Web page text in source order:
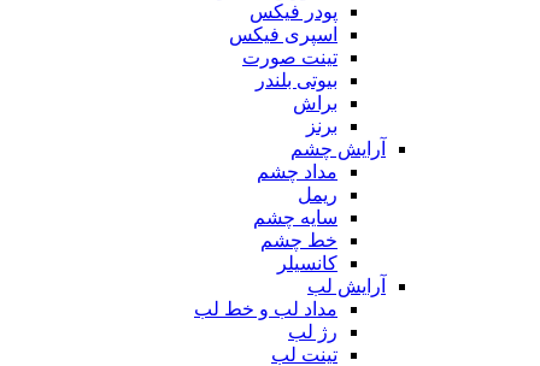
پودر فیکس
اسپری فیکس
تینت صورت
بیوتی بلندر
براش
برنز
آرایش چشم
مداد چشم
ریمل
سایه چشم
خط چشم
کانسیلر
آرایش لب
مداد لب و خط لب
رژ لب
تینت لب